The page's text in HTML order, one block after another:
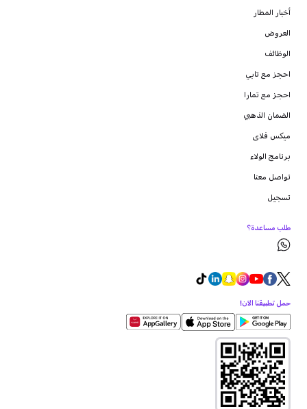
أخبار المطار
العروض
الوظائف
احجز مع تابي
احجز مع تمارا
الضمان الذهبي
ميكس فلاى
برنامج الولاء
تواصل معنا
تسجيل
طلب مساعدة؟
حمل تطبيقنا الآن!